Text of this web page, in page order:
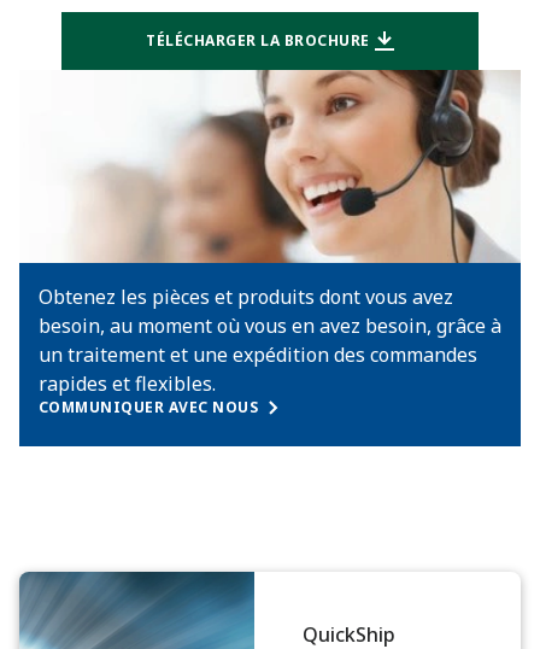
TÉLÉCHARGER LA BROCHURE
Obtenez les pièces et produits dont vous avez
besoin, au moment où vous en avez besoin, grâce à
un traitement et une expédition des commandes
rapides et flexibles.
COMMUNIQUER AVEC NOUS
QuickShip